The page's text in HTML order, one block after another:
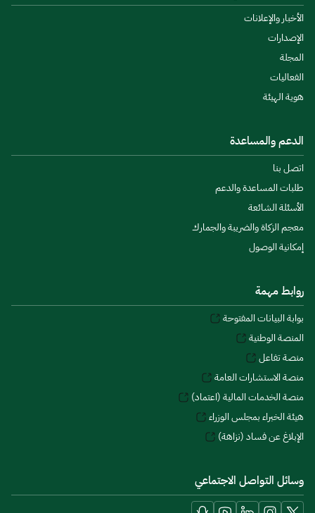
الأخبار والإعلانات
الإصدارات
المجلة
الفعاليات
هوية الهيئة
الدعم والمساعدة
اتصل بنا
طلبات المساعدة والدعم
الأسئلة الشائعة
معجم الزكاة والضريبة والجمارك
إمكانية الوصول
روابط مهمة
بوابة البيانات المفتوحة
المنصة الوطنية
منصة تفاعل
منصة الاستشارات العامة
منصة الخدمات المالية (اعتماد)
هيئة الخبراء بمجلس الوزراء
الإبلاغ عن فساد (نزاهة)
وسائل التواصل الاجتماعي